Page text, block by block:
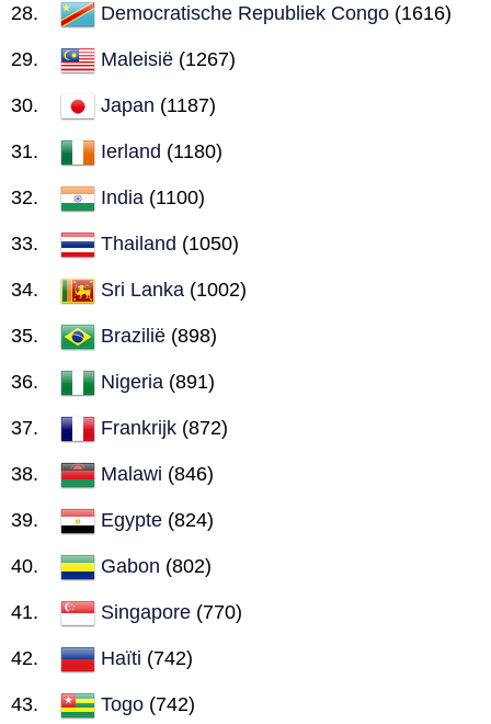
Democratische Republiek Congo (1616)
Maleisië (1267)
Japan (1187)
Ierland (1180)
India (1100)
Thailand (1050)
Sri Lanka (1002)
Brazilië (898)
Nigeria (891)
Frankrijk (872)
Malawi (846)
Egypte (824)
Gabon (802)
Singapore (770)
Haïti (742)
Togo (742)